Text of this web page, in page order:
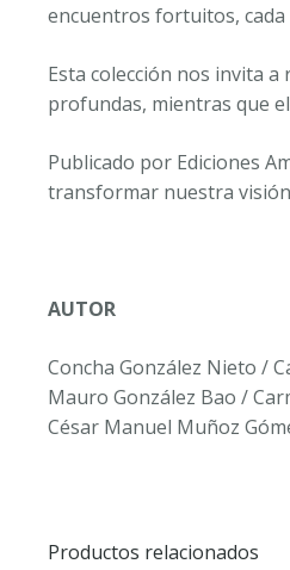
encuentros fortuitos, cada
Esta colección nos invita
profundas, mientras que
Publicado por Ediciones
transformar nuestra
AUTOR
Concha González Nieto /
Mauro González Bao /
César Manuel Muñoz
Productos relacionados